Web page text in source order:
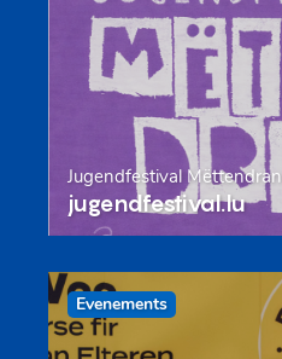
Jugendfestival Mëttendran
jugendfestival.lu
Evenements